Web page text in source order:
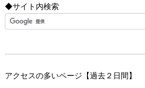
◆サイト内検索
アクセスの多いページ【過去２日間】